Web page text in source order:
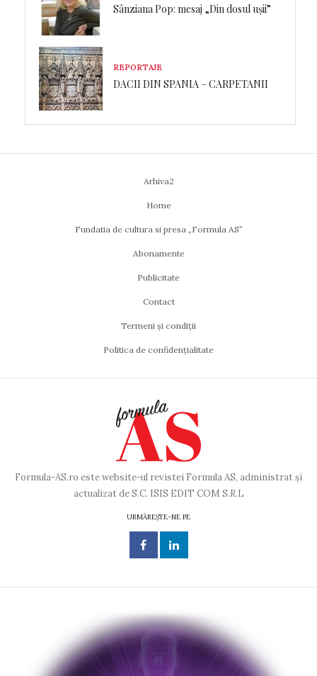
Sânziana Pop: mesaj „Din dosul ușii”
REPORTAJE
DACII DIN SPANIA – CARPETANII
Arhiva2
Home
Fundatia de cultura si presa „Formula AS”
Abonamente
Publicitate
Contact
Termeni și condiții
Politica de confidențialitate
Formula-AS.ro este website-ul revistei Formula AS, administrat și
actualizat de S.C. ISIS EDIT COM S.R.L
URMĂREȘTE-NE PE